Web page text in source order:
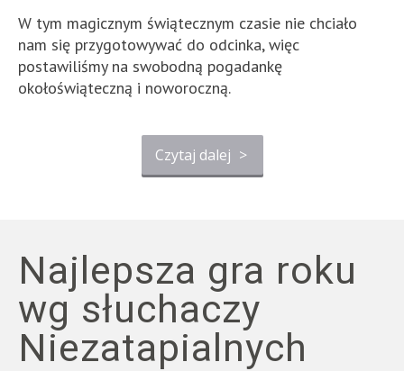
W tym magicznym świątecznym czasie nie chciało
nam się przygotowywać do odcinka, więc
postawiliśmy na swobodną pogadankę
okołoświąteczną i noworoczną.
Czytaj dalej >
Najlepsza gra roku
wg słuchaczy
Niezatapialnych